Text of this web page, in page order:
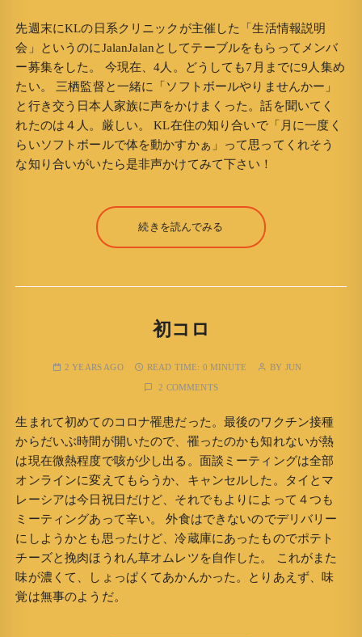
先週末にKLの日系クリニックが主催した「生活情報説明
会」というのにJalanJalanとしてテーブルをもらってメンバ
ー募集をした。 今現在、4人。どうしても7月までに9人集め
たい。 三栖監督と一緒に「ソフトボールやりませんかー」
と行き交う日本人家族に声をかけまくった。話を聞いてく
れたのは４人。厳しい。 KL在住の知り合いで「月に一度く
らいソフトボールで体を動かすかぁ」って思ってくれそう
な知り合いがいたら是非声かけてみて下さい！
続きを読んでみる
初コロ
2 YEARS AGO READ TIME: 0 MINUTE BY JUN
2 COMMENTS
生まれて初めてのコロナ罹患だった。最後のワクチン接種
からだいぶ時間が開いたので、罹ったのかも知れないが熱
は現在微熱程度で咳が少し出る。面談ミーティングは全部
オンラインに変えてもらうか、キャンセルした。タイとマ
レーシアは今日祝日だけど、それでもよりによって４つも
ミーティングあって辛い。 外食はできないのでデリバリー
にしようかとも思ったけど、冷蔵庫にあったものでポテト
チーズと挽肉ほうれん草オムレツを自作した。 これがまた
味が濃くて、しょっぱくてあかんかった。とりあえず、味
覚は無事のようだ。